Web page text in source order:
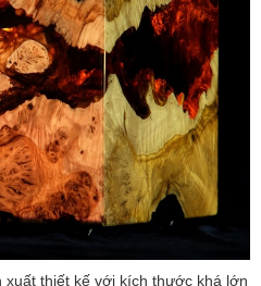
thiết kế với kích thước khá lớn